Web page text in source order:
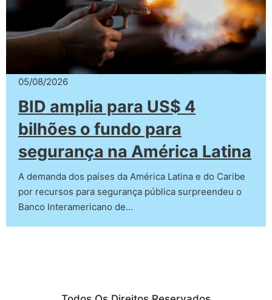
05/08/2026
BID amplia para US$ 4
bilhões o fundo para
segurança na América Latina
A demanda dos países da América Latina e do Caribe
por recursos para segurança pública surpreendeu o
Banco Interamericano de…